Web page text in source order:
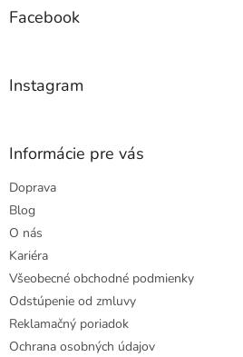
Facebook
Instagram
Informácie pre vás
Doprava
Blog
O nás
Kariéra
Všeobecné obchodné podmienky
Odstúpenie od zmluvy
Reklamačný poriadok
Ochrana osobných údajov